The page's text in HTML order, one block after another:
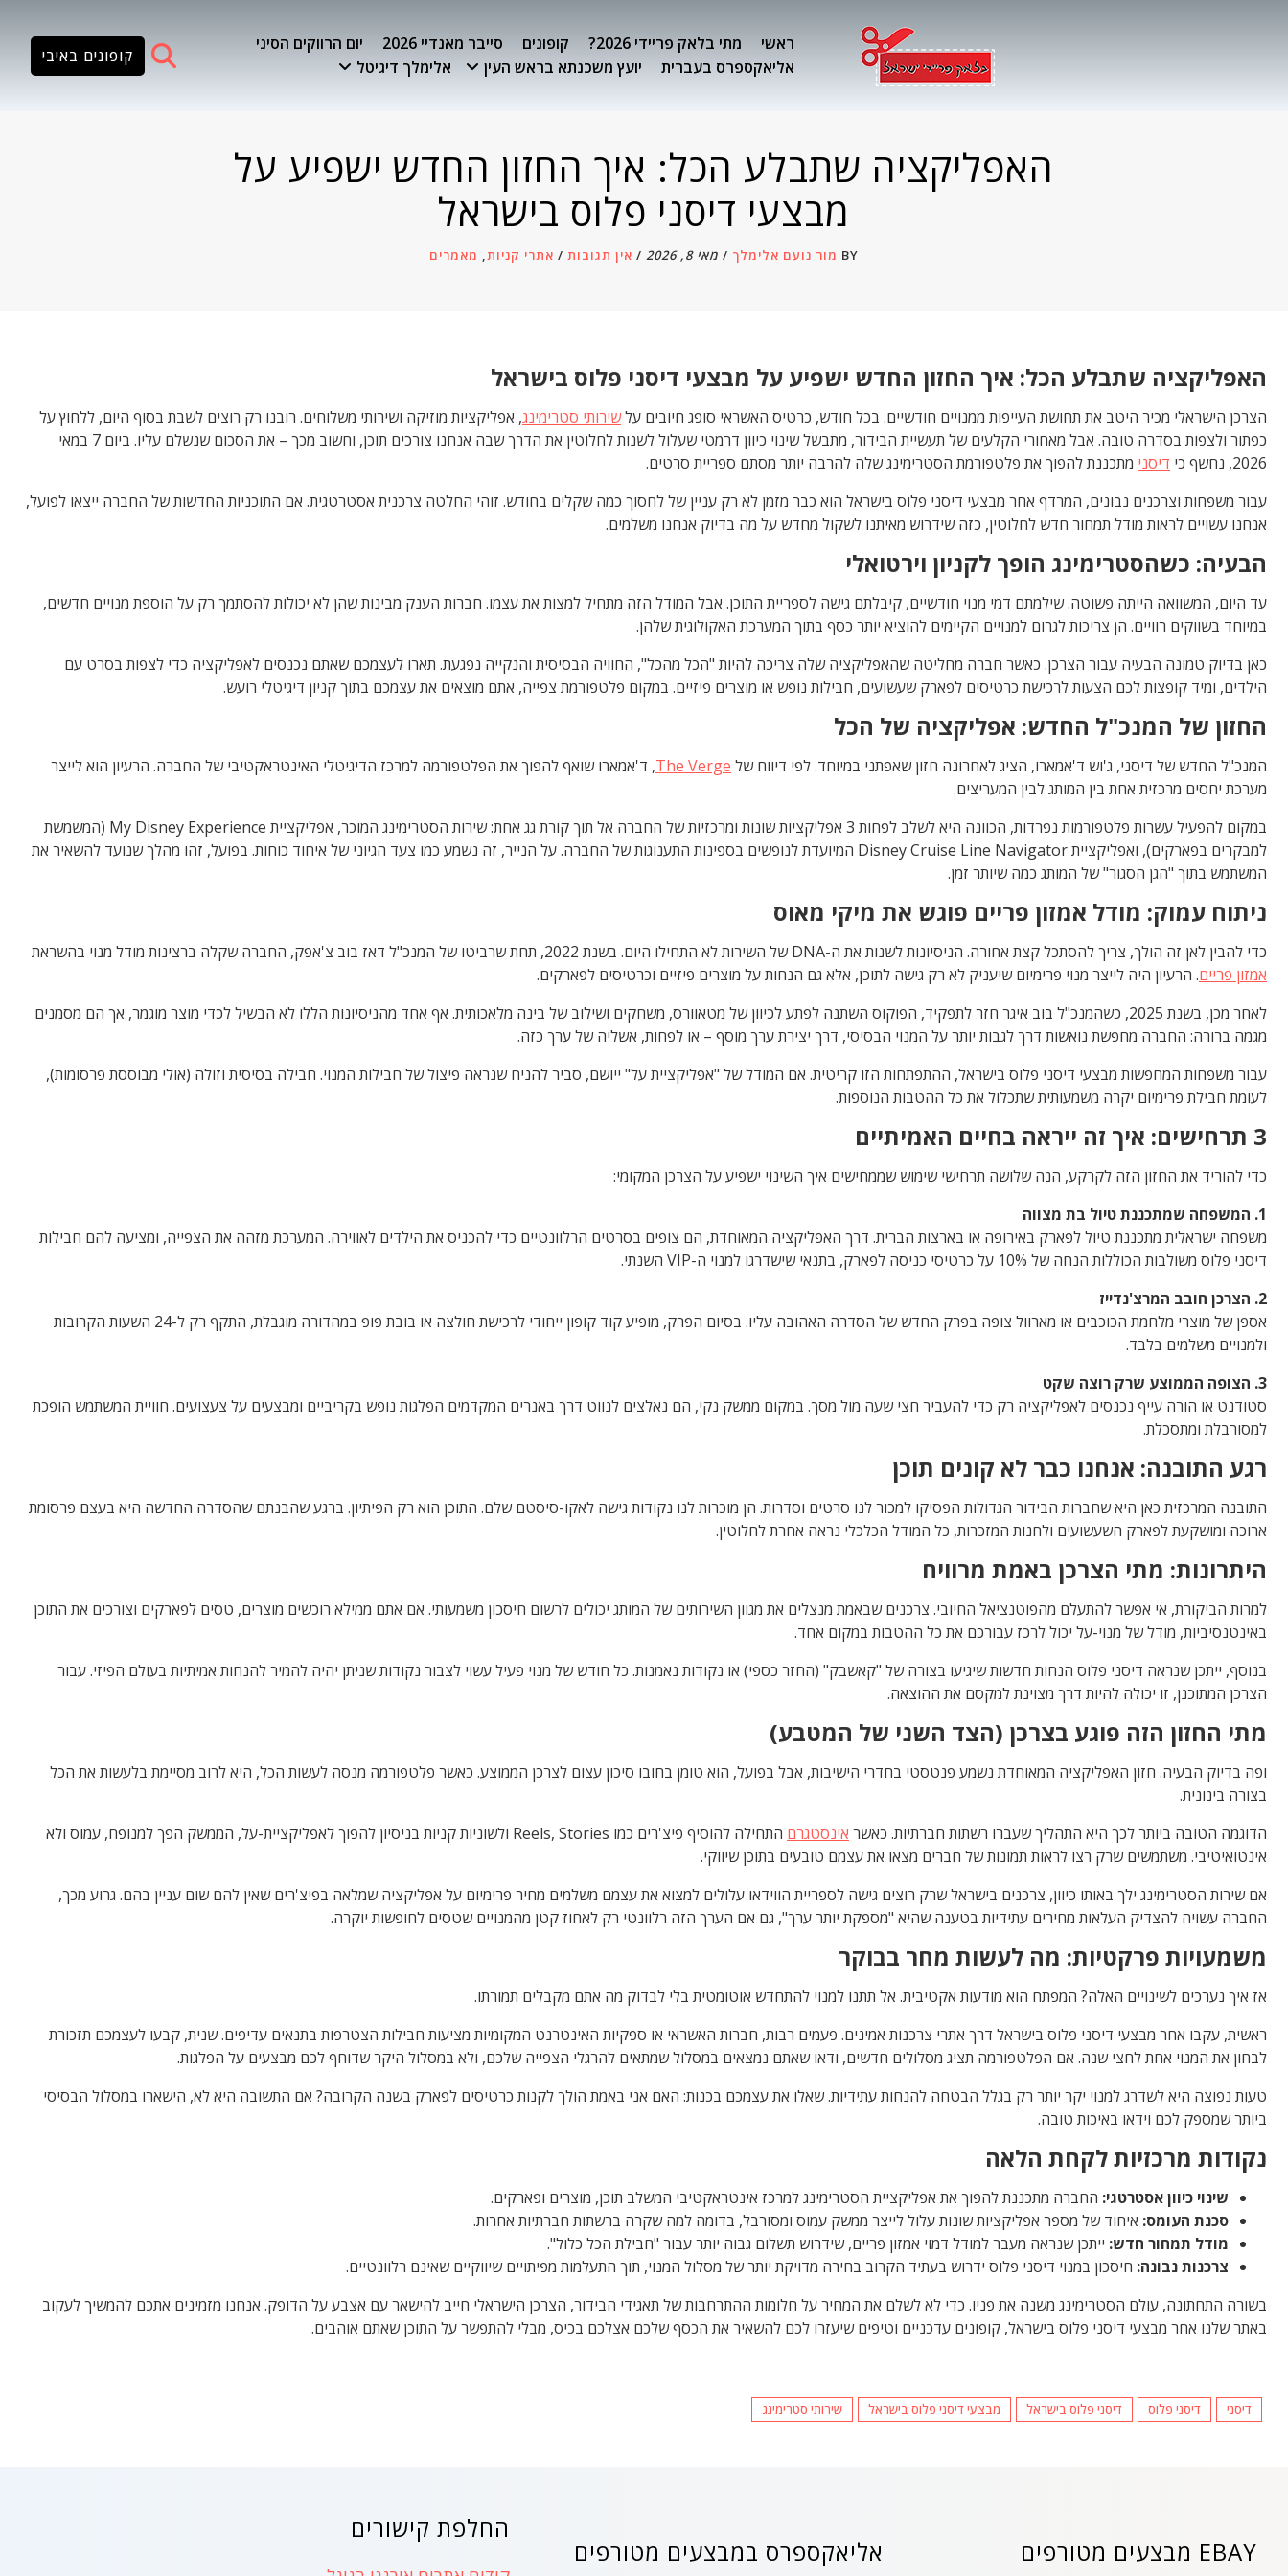
ראשי מתי בלאק פריידי 2026? קופונים סייבר מאנדיי 2026
יום הרווקים הסיני
אליאקספרס בעברית
יועץ משכנתא בראש העין אלימלך דיגיטל
קופונים באיבי
האפליקציה שתבלע הכל: איך החזון החדש ישפיע על
מבצעי דיסני פלוס בישראל
BY מור נועם אלימלך / מאי 8, 2026 / אין תגובות / אתרי קניות, מאמרים
האפליקציה שתבלע הכל: איך החזון החדש ישפיע על מבצעי דיסני פלוס בישראל
הצרכן הישראלי מכיר היטב את תחושת העייפות ממנויים חודשיים. בכל חודש, כרטיס האשראי סופג חיובים עלשירותי סטרימינג, אפליקציות מוזיקה ושירותי משלוחים. רובנו רק רוצים לשבת בסוף היום, ללחוץ על
כפתור ולצפות בסדרה טובה. אבל מאחורי הקלעים של תעשיית הבידור, מתבשל שינוי כיוון דרמטי שעלול לשנות לחלוטין את הדרך שבה אנחנו צורכים תוכן, וחשוב מכך – את הסכום שנשלם עליו. ביום 7 במאי
2026, נחשף כי
דיסני מתכננת להפוך את פלטפורמת הסטרימינג שלה להרבה יותר מסתם ספריית סרטים.
עבור משפחות וצרכנים נבונים, המרדף אחר מבצעי דיסני פלוס בישראל הוא כבר מזמן לא רק עניין של לחסוך כמה שקלים בחודש. זוהי החלטה צרכנית אסטרטגית. אם התוכניות החדשות של החברה ייצאו לפועל,
אנחנו עשויים לראות מודל תמחור חדש לחלוטין, כזה שידרוש מאיתנו לשקול מחדש על מה בדיוק אנחנו משלמים.
הבעיה: כשהסטרימינג הופך לקניון וירטואלי
עד היום, המשוואה הייתה פשוטה. שילמתם דמי מנוי חודשיים, קיבלתם גישה לספריית התוכן. אבל המודל הזה מתחיל למצות את עצמו. חברות הענק מבינות שהן לא יכולות להסתמך רק על הוספת מנויים חדשים,
במיוחד בשווקים רוויים. הן צריכות לגרום למנויים הקיימים להוציא יותר כסף בתוך המערכת האקולוגית שלהן.
כאן בדיוק טמונה הבעיה עבור הצרכן. כאשר חברה מחליטה שהאפליקציה שלה צריכה להיות "הכל מהכל", החוויה הבסיסית והנקייה נפגעת. תארו לעצמכם שאתם נכנסים לאפליקציה כדי לצפות בסרט עם
הילדים, ומיד קופצות לכם הצעות לרכישת כרטיסים לפארק שעשועים, חבילות נופש או מוצרים פיזיים. במקום פלטפורמת צפייה, אתם מוצאים את עצמכם בתוך קניון דיגיטלי רועש.
החזון של המנכ"ל החדש: אפליקציה של הכל
המנכ"ל החדש של דיסני, ג'וש ד'אמארו, הציג לאחרונה חזון שאפתני במיוחד. לפי דיווח של The Verge, ד'אמארו שואף להפוך את הפלטפורמה למרכז הדיגיטלי האינטראקטיבי של החברה. הרעיון הוא לייצר
מערכת יחסים מרכזית אחת בין המותג לבין המעריצים.
במקום להפעיל עשרות פלטפורמות נפרדות, הכוונה היא לשלב לפחות 3 אפליקציות שונות ומרכזיות של החברה אל תוך קורת גג אחת: שירות הסטרימינג המוכר, אפליקציית My Disney Experience (המשמשת
למבקרים בפארקים), ואפליקציית Disney Cruise Line Navigator המיועדת לנופשים בספינות התענוגות של החברה. על הנייר, זה נשמע כמו צעד הגיוני של איחוד כוחות. בפועל, זהו מהלך שנועד להשאיר את
המשתמש בתוך "הגן הסגור" של המותג כמה שיותר זמן.
ניתוח עמוק: מודל אמזון פריים פוגש את מיקי מאוס
כדי להבין לאן זה הולך, צריך להסתכל קצת אחורה. הניסיונות לשנות את ה-DNA של השירות לא התחילו היום. בשנת 2022, תחת שרביטו של המנכ"ל דאז בוב צ'אפק, החברה שקלה ברצינות מודל מנוי בהשראת
אמזון פריים. הרעיון היה לייצר מנוי פרימיום שיעניק לא רק גישה לתוכן, אלא גם הנחות על מוצרים פיזיים וכרטיסים לפארקים.
לאחר מכן, בשנת 2025, כשהמנכ"ל בוב איגר חזר לתפקיד, הפוקוס השתנה לפתע לכיוון של מטאוורס, משחקים ושילוב של בינה מלאכותית. אף אחד מהניסיונות הללו לא הבשיל לכדי מוצר מוגמר, אך הם מסמנים
מגמה ברורה: החברה מחפשת נואשות דרך לגבות יותר על המנוי הבסיסי, דרך יצירת ערך מוסף – או לפחות, אשליה של ערך כזה.
עבור משפחות המחפשות מבצעי דיסני פלוס בישראל, ההתפתחות הזו קריטית. אם המודל של "אפליקציית על" ייושם, סביר להניח שנראה פיצול של חבילות המנוי. חבילה בסיסית וזולה (אולי מבוססת פרסומות),
לעומת חבילת פרימיום יקרה משמעותית שתכלול את כל ההטבות הנוספות.
3 תרחישים: איך זה ייראה בחיים האמיתיים
כדי להוריד את החזון הזה לקרקע, הנה שלושה תרחישי שימוש שממחישים איך השינוי ישפיע על הצרכן המקומי:
1. המשפחה שמתכננת טיול בת מצווה
משפחה ישראלית מתכננת טיול לפארק באירופה או בארצות הברית. דרך האפליקציה המאוחדת, הם צופים בסרטים הרלוונטיים כדי להכניס את הילדים לאווירה. המערכת מזהה את הצפייה, ומציעה להם חבילות
דיסני פלוס משולבות הכוללות הנחה של 10% על כרטיסי כניסה לפארק, בתנאי שישדרגו למנוי ה-VIP השנתי.
2. הצרכן חובב המרצ'נדייז
אספן של מוצרי מלחמת הכוכבים או מארוול צופה בפרק החדש של הסדרה האהובה עליו. בסיום הפרק, מופיע קוד קופון ייחודי לרכישת חולצה או בובת פופ במהדורה מוגבלת, התקף רק ל-24 השעות הקרובות
ולמנויים משלמים בלבד.
3. הצופה הממוצע שרק רוצה שקט
סטודנט או הורה עייף נכנסים לאפליקציה רק כדי להעביר חצי שעה מול מסך. במקום ממשק נקי, הם נאלצים לנווט דרך באנרים המקדמים הפלגות נופש בקריביים ומבצעים על צעצועים. חוויית המשתמש הופכת
למסורבלת ומתסכלת.
רגע התובנה: אנחנו כבר לא קונים תוכן
התובנה המרכזית כאן היא שחברות הבידור הגדולות הפסיקו למכור לנו סרטים וסדרות. הן מוכרות לנו נקודות גישה לאקו-סיסטם שלם. התוכן הוא רק הפיתיון. ברגע שהבנתם שהסדרה החדשה היא בעצם פרסומת
ארוכה ומושקעת לפארק השעשועים ולחנות המזכרות, כל המודל הכלכלי נראה אחרת לחלוטין.
היתרונות: מתי הצרכן באמת מרוויח
למרות הביקורת, אי אפשר להתעלם מהפוטנציאל החיובי. צרכנים שבאמת מנצלים את מגוון השירותים של המותג יכולים לרשום חיסכון משמעותי. אם אתם ממילא רוכשים מוצרים, טסים לפארקים וצורכים את התוכן
באינטנסיביות, מודל של מנוי-על יכול לרכז עבורכם את כל ההטבות במקום אחד.
בנוסף, ייתכן שנראה דיסני פלוס הנחות חדשות שיגיעו בצורה של "קאשבק" (החזר כספי) או נקודות נאמנות. כל חודש של מנוי פעיל עשוי לצבור נקודות שניתן יהיה להמיר להנחות אמיתיות בעולם הפיזי. עבור
הצרכן המתוכנן, זו יכולה להיות דרך מצוינת למקסם את ההוצאה.
מתי החזון הזה פוגע בצרכן (הצד השני של המטבע)
ופה בדיוק הבעיה. חזון האפליקציה המאוחדת נשמע פנטסטי בחדרי הישיבות, אבל בפועל, הוא טומן בחובו סיכון עצום לצרכן הממוצע. כאשר פלטפורמה מנסה לעשות הכל, היא לרוב מסיימת בלעשות את הכל
בצורה בינונית.
הדוגמה הטובה ביותר לכך היא התהליך שעברו רשתות חברתיות. כאשר אינסטגרם
התחילה להוסיף פיצ'רים כמו Reels, Stories ולשוניות קניות בניסיון להפוך לאפליקציית-על, הממשק הפך למנופח, עמוס ולא
אינטואיטיבי. משתמשים שרק רצו לראות תמונות של חברים מצאו את עצמם טובעים בתוכן שיווקי.
אם שירות הסטרימינג ילך באותו כיוון, צרכנים בישראל שרק רוצים גישה לספריית הווידאו עלולים למצוא את עצמם משלמים מחיר פרימיום על אפליקציה שמלאה בפיצ'רים שאין להם שום עניין בהם. גרוע מכך,
החברה עשויה להצדיק העלאות מחירים עתידיות בטענה שהיא "מספקת יותר ערך", גם אם הערך הזה רלוונטי רק לאחוז קטן מהמנויים שטסים לחופשות יוקרה.
משמעויות פרקטיות: מה לעשות מחר בבוקר
אז איך נערכים לשינויים האלה? המפתח הוא מודעות אקטיבית. אל תתנו למנוי להתחדש אוטומטית בלי לבדוק מה אתם מקבלים תמורתו.
ראשית, עקבו אחר מבצעי דיסני פלוס בישראל דרך אתרי צרכנות אמינים. פעמים רבות, חברות האשראי או ספקיות האינטרנט המקומיות מציעות חבילות הצטרפות בתנאים עדיפים. שנית, קבעו לעצמכם תזכורת
לבחון את המנוי אחת לחצי שנה. אם הפלטפורמה תציג מסלולים חדשים, ודאו שאתם נמצאים במסלול שמתאים להרגלי הצפייה שלכם, ולא במסלול היקר שדוחף לכם מבצעים על הפלגות.
טעות נפוצה היא לשדרג למנוי יקר יותר רק בגלל הבטחה להנחות עתידיות. שאלו את עצמכם בכנות: האם אני באמת הולך לקנות כרטיסים לפארק בשנה הקרובה? אם התשובה היא לא, הישארו במסלול הבסיסי
ביותר שמספק לכם וידאו באיכות טובה.
נקודות מרכזיות לקחת הלאה
שינוי כיוון אסטרטגי: החברה מתכננת להפוך את אפליקציית הסטרימינג למרכז אינטראקטיבי המשלב תוכן, מוצרים ופארקים.
סכנת העומס: איחוד של מספר אפליקציות שונות עלול לייצר ממשק עמוס ומסורבל, בדומה למה שקרה ברשתות חברתיות אחרות.
מודל תמחור חדש: ייתכן שנראה מעבר למודל דמוי אמזון פריים, שידרוש תשלום גבוה יותר עבור "חבילת הכל כלול".
צרכנות נבונה: חיסכון במנוי דיסני פלוס ידרוש בעתיד הקרוב בחירה מדויקת יותר של מסלול המנוי, תוך התעלמות מפיתויים שיווקיים שאינם רלוונטיים.
בשורה התחתונה, עולם הסטרימינג משנה את פניו. כדי לא לשלם את המחיר על חלומות ההתרחבות של תאגידי הבידור, הצרכן הישראלי חייב להישאר עם אצבע על הדופק. אנחנו מזמינים אתכם להמשיך לעקוב
באתר שלנו אחר מבצעי דיסני פלוס בישראל, קופונים עדכניים וטיפים שיעזרו לכם להשאיר את הכסף שלכם אצלכם בכיס, מבלי להתפשר על התוכן שאתם אוהבים.
דיסני דיסני פלוס דיסני פלוס בישראל מבצעי דיסני פלוס בישראל שירותי סטרימינג
החלפת קישורים
אליאקספרס במבצעים מטורפים EBAY מבצעים מטורפים